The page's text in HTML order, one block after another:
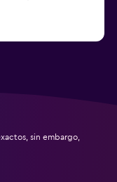
sin embargo,